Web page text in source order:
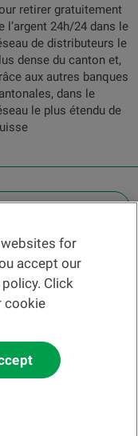
retirer gratuitement
l’argent 24h/24 dans le
de distributeurs le
dense du canton et,
aux autres banques
dans le
le plus étendu de
for
accept our
Click
cookie